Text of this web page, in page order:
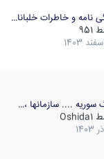
نامه و خاطرات خلبانا…
951
سوریه .... سازمانها ،…
Oshida1